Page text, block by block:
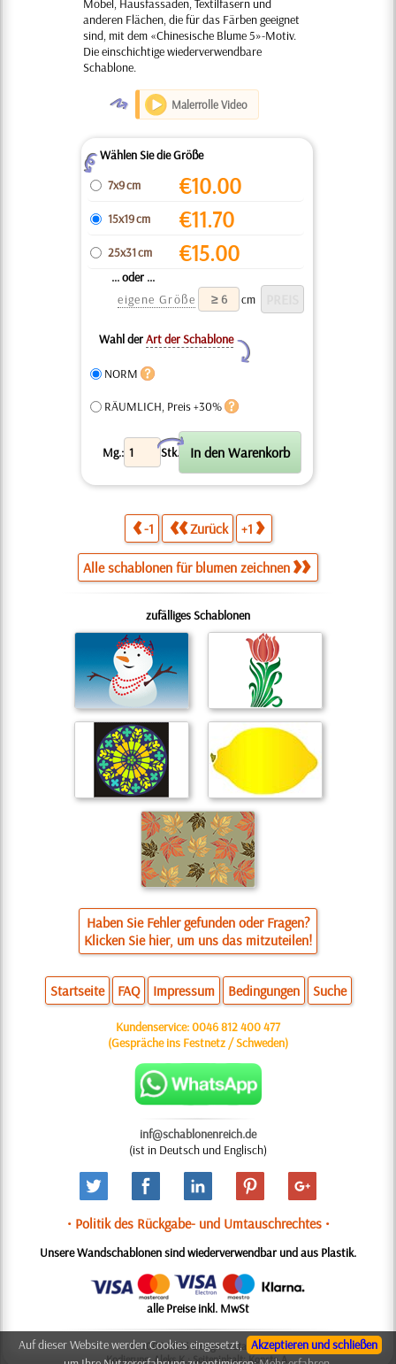
Möbel, Hausfassaden, Textilfasern und
anderen Flächen, die für das Färben geeignet
sind, mit dem «Chinesische Blume 5»-Motiv.
Die einschichtige wiederverwendbare
Schablone.
O Malerrolle Video
ZWählen Sie die Größe
7x9 cm
€10.00
15x19 cm €11.70
25x31 cm €15.00
... oder ...
eigene Größe
cm
Wahl derArt der Schablone
Y
NORM
RÄUMLICH, Preis +30%
Mg.: Stk.
X
-1 Zurück +1
Alle schablonen für blumen zeichnen
zufälliges Schablonen
Haben Sie Fehler gefunden oder Fragen?
Klicken Sie hier, um uns das mitzuteilen!
Startseite FAQ Impressum Bedingungen Suche
Kundenservice:0046 812 400 477
(Gespräche ins Festnetz / Schweden)
inf@schablonenreich.de
(ist in Deutsch und Englisch)
• Politik des Rückgabe- und Umtauschrechtes •
Unsere Wandschablonen sind wiederverwendbar und aus Plastik.
alle Preise inkl. MwSt
© 2006-2025 Design: Natali M.
Kodierung: Aleks K.; Seiteninhalt: Konsta A.
Akzeptieren und schließen
Auf dieser Website werden Cookies eingesetzt,